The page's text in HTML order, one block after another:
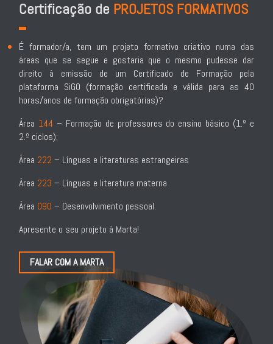
Certificação de PROJETOS FORMATIVOS
É formador/a, tem um projeto formativo criativo numa das
áreas que se segue e gostaria que o mesmo pudesse dar
direito à emissão de um Certificado de Formação pela
plataforma SiGO (formação certificada e válida para as 40
horas/anos de formação obrigatórias)?
Área 144 – Formação de professores do ensino básico (1.º e
2.º ciclos);
Área 222 – Línguas e literaturas estrangeiras
Área 223 – Línguas e literatura materna
Área 090 – Desenvolvimento pessoal.
Apresente o seu projeto à Marta!
FALAR COM A MARTA